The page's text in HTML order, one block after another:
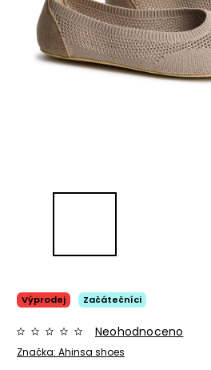
Výprodej Začátečníci
Značka: Ahinsa shoes
Neohodnoceno